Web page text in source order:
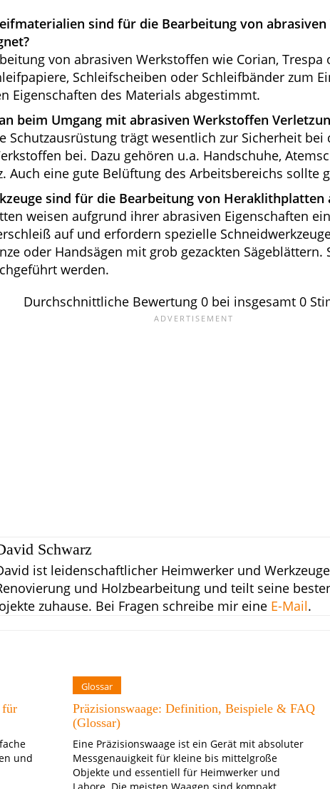
sind für die Bearbeitung von
von abrasiven Werkstoffen wie Corian, Trespa
Schleifscheiben oder Schleifbänder zum
Eigenschaften des Materials abgestimmt.
beim Umgang mit abrasiven Werkstoffen
Schutzausrüstung trägt wesentlich zur Sicherheit
bei. Dazu gehören u.a. Handschuhe,
Auch eine gute Belüftung des Arbeitsbereichs sollte
sind für die Bearbeitung von Heraklithplatten
weisen aufgrund ihrer abrasiven Eigenschaften
auf und erfordern spezielle
oder Handsägen mit grob gezackten Sägeblättern.
werden.
Durchschnittliche Bewertung 0 bei insgesamt 0
Schwarz
ist leidenschaftlicher Heimwerker und
und Holzbearbeitung und teilt seine
zuhause. Bei Fragen schreibe mir eine E-Mail.
für
und
Glossar
Präzisionswaage: Definition, Beispiele & FAQ
(Glossar)
Eine Präzisionswaage ist ein Gerät mit absoluter
Messgenauigkeit für kleine bis mittelgroße
Objekte und essentiell für Heimwerker und